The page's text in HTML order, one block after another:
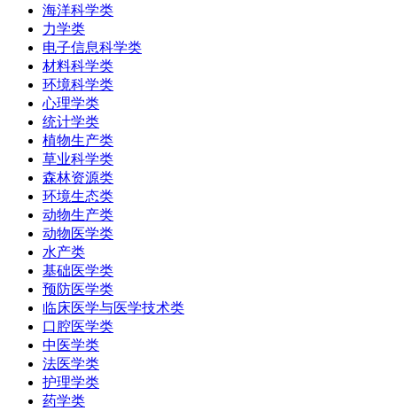
海洋科学类
力学类
电子信息科学类
材料科学类
环境科学类
心理学类
统计学类
植物生产类
草业科学类
森林资源类
环境生态类
动物生产类
动物医学类
水产类
基础医学类
预防医学类
临床医学与医学技术类
口腔医学类
中医学类
法医学类
护理学类
药学类